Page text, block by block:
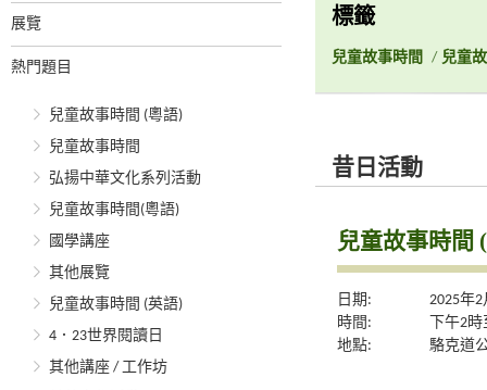
展覽
熱門題目
兒童故事時間 (粵語)
兒童故事時間
弘揚中華文化系列活動
兒童故事時間(粵語)
國學講座
其他展覽
兒童故事時間 (英語)
4．23世界閱讀日
其他講座 / 工作坊
標籤
兒童故事時間 / 兒童
昔日活動
兒童故事時間
日期:
2025年
時間:
下午2
地點:
駱克道